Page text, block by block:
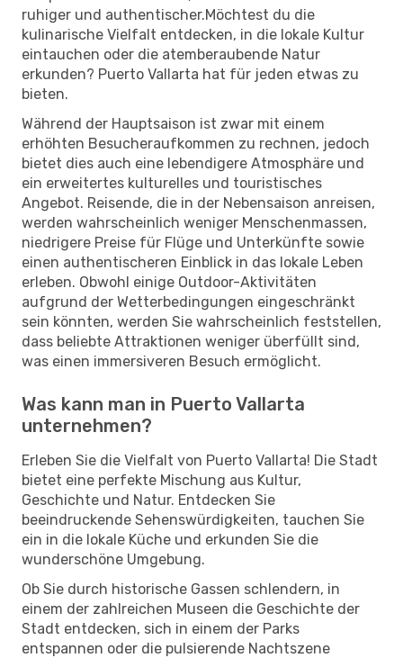
ruhiger und authentischer.Möchtest du die
kulinarische Vielfalt entdecken, in die lokale Kultur
eintauchen oder die atemberaubende Natur
erkunden? Puerto Vallarta hat für jeden etwas zu
bieten.
Während der Hauptsaison ist zwar mit einem
erhöhten Besucheraufkommen zu rechnen, jedoch
bietet dies auch eine lebendigere Atmosphäre und
ein erweitertes kulturelles und touristisches
Angebot. Reisende, die in der Nebensaison anreisen,
werden wahrscheinlich weniger Menschenmassen,
niedrigere Preise für Flüge und Unterkünfte sowie
einen authentischeren Einblick in das lokale Leben
erleben. Obwohl einige Outdoor-Aktivitäten
aufgrund der Wetterbedingungen eingeschränkt
sein könnten, werden Sie wahrscheinlich feststellen,
dass beliebte Attraktionen weniger überfüllt sind,
was einen immersiveren Besuch ermöglicht.
Was kann man in Puerto Vallarta
unternehmen?
Erleben Sie die Vielfalt von Puerto Vallarta! Die Stadt
bietet eine perfekte Mischung aus Kultur,
Geschichte und Natur. Entdecken Sie
beeindruckende Sehenswürdigkeiten, tauchen Sie
ein in die lokale Küche und erkunden Sie die
wunderschöne Umgebung.
Ob Sie durch historische Gassen schlendern, in
einem der zahlreichen Museen die Geschichte der
Stadt entdecken, sich in einem der Parks
entspannen oder die pulsierende Nachtszene